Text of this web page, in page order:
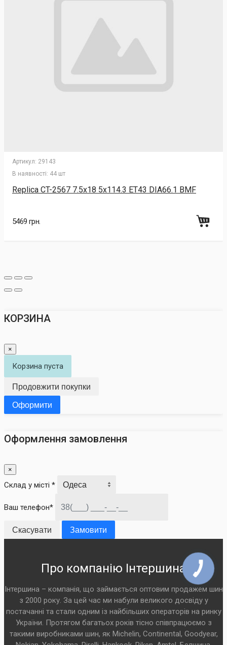
Артикул: 29143
В наявності: 44 шт
Replica CT-2567 7.5x18 5x114.3 ET43 DIA66.1 BMF
5469 грн.
КОРЗИНА
×
Корзина пуста
Продовжити покупки
Оформити
Оформлення замовлення
×
Склад у місті *
Ваш телефон*
Скасувати Замовити
Про компанію Інтершина
Інтершина – компанія, що займається оптовим продажем шин
з 2000 року. За цей час ми набули великого досвіду у
постачанні та стали одним із найбільших операторів на ринку
України. Протягом багатьох років тісно співпрацюємо з
такими виробниками шин, як Michelin, Continental, Goodyear,